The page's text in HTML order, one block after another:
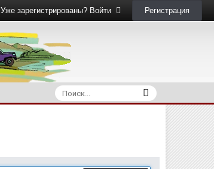
Уже зарегистрированы? Войти Регистрация